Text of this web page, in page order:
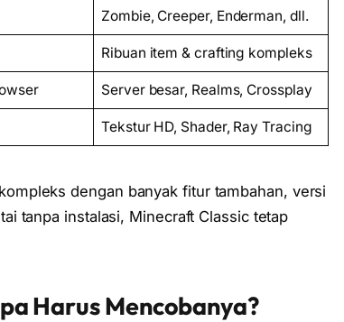
Zombie, Creeper, Enderman, dll.
Ribuan item & crafting kompleks
Server besar, Realms, Crossplay
Tekstur HD, Shader, Ray Tracing
dengan banyak fitur tambahan, versi
tanpa instalasi, Minecraft Classic tetap
Harus Mencobanya?